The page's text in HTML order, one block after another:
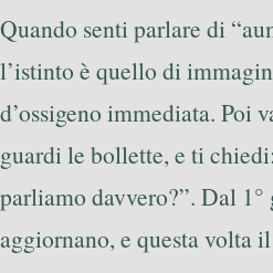
Quando senti parlare di
l’istinto è quello di
d’ossigeno immediata. Poi
guardi le bollette, e ti
parliamo davvero?”. Dal
aggiornano, e questa volta